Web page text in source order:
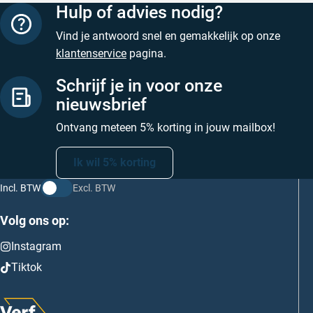
Hulp of advies nodig?
Vind je antwoord snel en gemakkelijk op onze
klantenservice pagina.
Schrijf je in voor onze
nieuwsbrief
Ontvang meteen 5% korting in jouw mailbox!
Ik wil 5% korting
Incl. BTW Excl. BTW
Volg ons op:
Instagram
Tiktok